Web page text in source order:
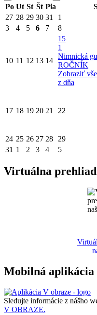
Po Ut St Št Pia
27 28 29 30 31 1
3
4 5 6 7 8
10 11 12 13 14
15
1
Nimnická
ROČNÍK
Zobraziť
z dňa
17 18 19 20 21 22
24 25 26 27 28 29
31 1 2 3 4 5
Virtuálna
Mobilná aplikácia
Sledujte informácie z nášho
V OBRAZE.